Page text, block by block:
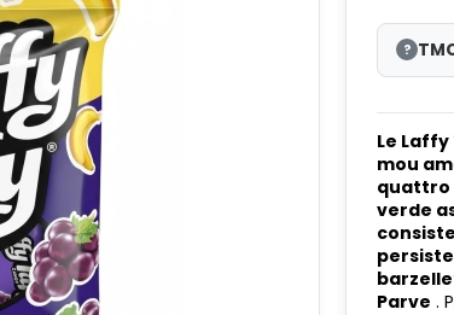
?
Le
mou
verde
Parve .